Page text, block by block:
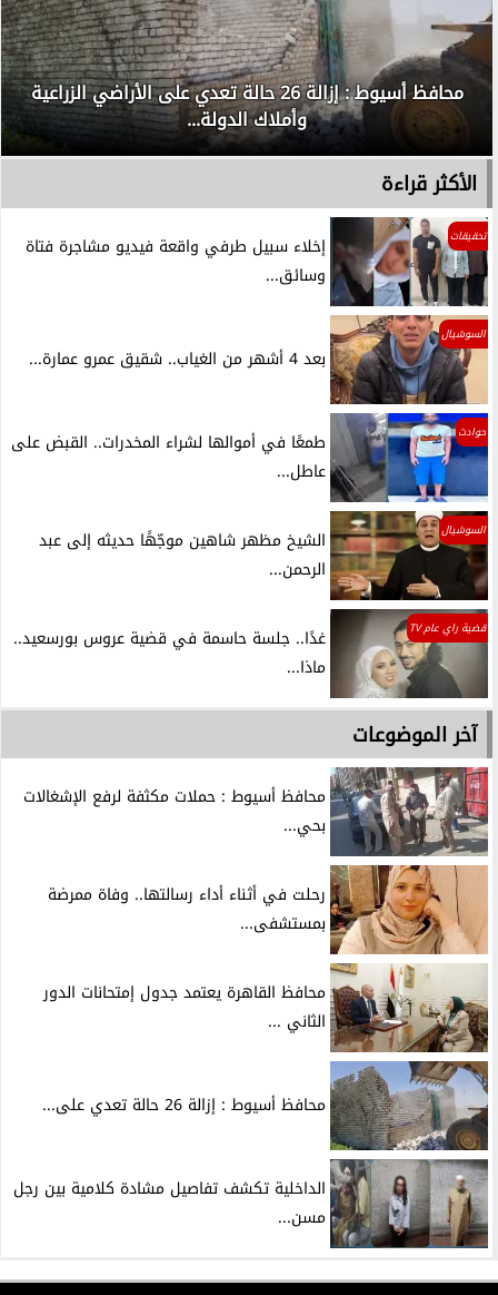
محافظ أسيوط : إزالة 26 حالة تعدي على الأراضي الزراعية
وأملاك الدولة...
الأكثر قراءة
تحقيقات
إخلاء سبيل طرفي واقعة فيديو مشاجرة فتاة
وسائق...
السوشيال
بعد 4 أشهر من الغياب.. شقيق عمرو عمارة...
حوادث
طمعًا في أموالها لشراء المخدرات.. القبض على
عاطل...
السوشيال
الشيخ مظهر شاهين موجّهًا حديثه إلى عبد
الرحمن...
قضية راي عام TV
غدًا.. جلسة حاسمة في قضية عروس بورسعيد..
ماذا...
آخر الموضوعات
محافظ أسيوط : حملات مكثفة لرفع الإشغالات
بحي...
رحلت في أثناء أداء رسالتها.. وفاة ممرضة
بمستشفى...
محافظ القاهرة يعتمد جدول إمتحانات الدور
الثاني ...
محافظ أسيوط : إزالة 26 حالة تعدي على...
الداخلية تكشف تفاصيل مشادة كلامية بين رجل
مسن...